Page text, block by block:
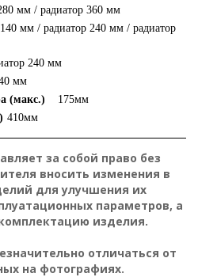
мм / радиатор 360 мм
мм / радиатор 240 мм / радиатор
240 мм
мм
(макс.)
175мм
410мм
за собой право без
вносить изменения в
для улучшения их
параметров, а
изделия.
отличаться от
на фотографиях.